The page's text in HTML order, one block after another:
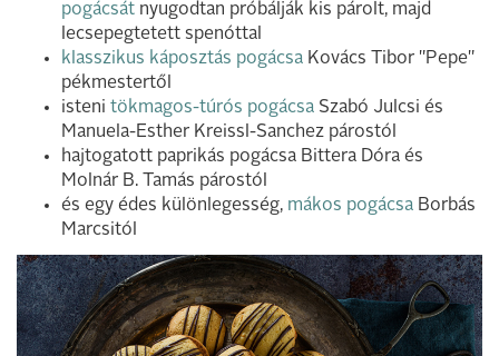
pogácsát nyugodtan próbálják kis párolt, majd
lecsepegtetett spenóttal
klasszikus káposztás pogácsa Kovács Tibor "Pepe"
pékmestertől
isteni tökmagos-túrós pogácsa Szabó Julcsi és
Manuela-Esther Kreissl-Sanchez párostól
hajtogatott paprikás pogácsa Bittera Dóra és
Molnár B. Tamás párostól
és egy édes különlegesség, mákos pogácsa Borbás
Marcsitól